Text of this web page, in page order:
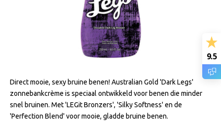
Direct mooie, sexy bruine benen! Australian Gold 'Dark Legs'
zonnebankcrème is speciaal ontwikkeld voor benen die minder
snel bruinen. Met 'LEGit Bronzers', 'Silky Softness' en de
'Perfection Blend' voor mooie, gladde bruine benen.
9.5